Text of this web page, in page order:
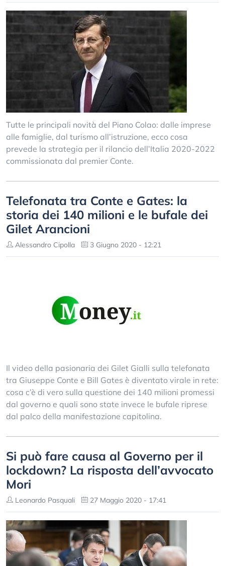
Tutte le principali novità del Piano Colao: dalle imprese
alle famiglie, dal turismo all’istruzione, ecco cosa
prevede la strategia per il rilancio dell’Italia 2020-2022
commissionata dal premier Conte.
Telefonata tra Conte e Gates: la
storia dei 140 milioni e le bufale dei
Gilet Arancioni
Alessandro Cipolla 3 Giugno 2020 - 12:21
Il video della pasionaria dei Gilet Gialli sulla telefonata
tra Giuseppe Conte e Bill Gates è diventato virale in rete:
cosa c’è di vero sulla questione dei 140 milioni promessi
dal governo e quali sono state invece le bufale riprese
dal palco della manifestazione capitolina.
Si può fare causa al Governo per il
lockdown? La risposta dell’avvocato
Mori
Leonardo Pasquali 27 Maggio 2020 - 17:41